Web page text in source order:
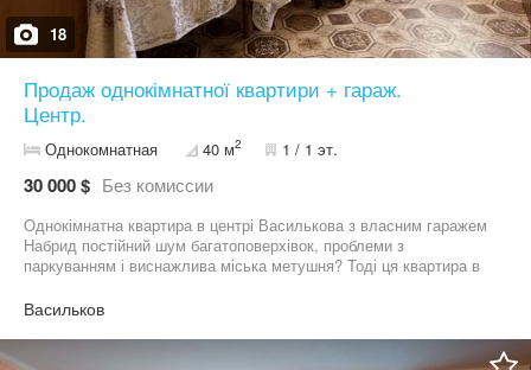
18
Продаж однокімнатної квартири + гараж.
Центр.
Однокомнатная 40 м2 1 / 1 эт.
30 000 $ Без комиссии
Однокімнатна квартира в центрі Василькова з власним гаражем
Набрид постійний шум багатоповерхівок, проблеми з
паркуванням і виснажлива міська метушня? Тоді ця квартира в
нарешті захочеться жити спокійно і для себе Це нестандартна,
будинку Вона розташована в тихій, камерній локації, при цьому
Васильков